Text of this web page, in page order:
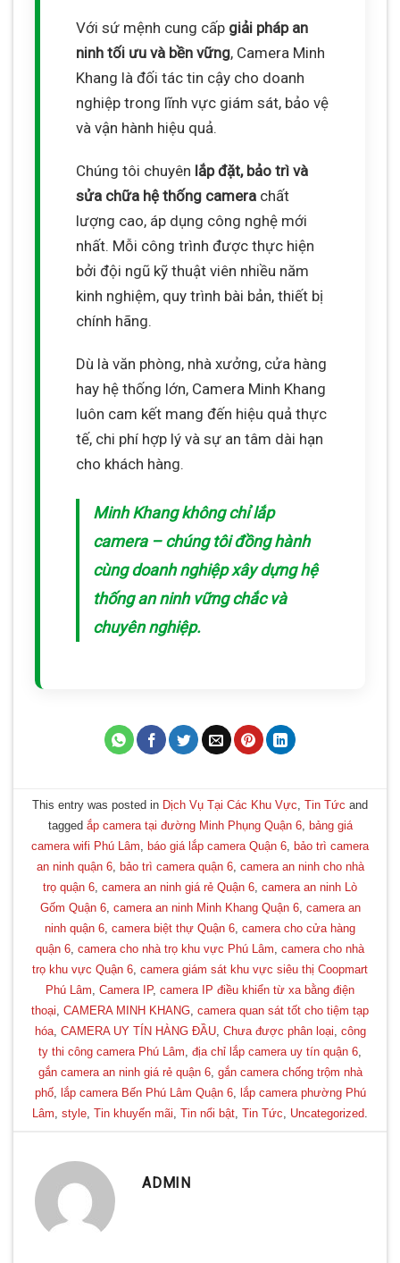
Với sứ mệnh cung cấp giải pháp an
ninh tối ưu và bền vững, Camera Minh
Khang là đối tác tin cậy cho doanh
nghiệp trong lĩnh vực giám sát, bảo vệ
và vận hành hiệu quả.
Chúng tôi chuyên lắp đặt, bảo trì và
sửa chữa hệ thống camera chất
lượng cao, áp dụng công nghệ mới
nhất. Mỗi công trình được thực hiện
bởi đội ngũ kỹ thuật viên nhiều năm
kinh nghiệm, quy trình bài bản, thiết bị
chính hãng.
Dù là văn phòng, nhà xưởng, cửa hàng
hay hệ thống lớn, Camera Minh Khang
luôn cam kết mang đến hiệu quả thực
tế, chi phí hợp lý và sự an tâm dài hạn
cho khách hàng.
Minh Khang không chỉ lắp
camera – chúng tôi đồng hành
cùng doanh nghiệp xây dựng hệ
thống an ninh vững chắc và
chuyên nghiệp.
This entry was posted in Dịch Vụ Tại Các Khu Vực, Tin Tức and
tagged ắp camera tại đường Minh Phụng Quận 6, bảng giá
camera wifi Phú Lâm, báo giá lắp camera Quận 6, bảo trì camera
an ninh quận 6, bảo trì camera quận 6, camera an ninh cho nhà
trọ quận 6, camera an ninh giá rẻ Quận 6, camera an ninh Lò
Gốm Quận 6, camera an ninh Minh Khang Quận 6, camera an
ninh quận 6, camera biệt thự Quận 6, camera cho cửa hàng
quận 6, camera cho nhà trọ khu vực Phú Lâm, camera cho nhà
trọ khu vực Quận 6, camera giám sát khu vực siêu thị Coopmart
Phú Lâm, Camera IP, camera IP điều khiển từ xa bằng điện
thoại, CAMERA MINH KHANG, camera quan sát tốt cho tiệm tạp
hóa, CAMERA UY TÍN HÀNG ĐẦU, Chưa được phân loại, công
ty thi công camera Phú Lâm, địa chỉ lắp camera uy tín quận 6,
gắn camera an ninh giá rẻ quận 6, gắn camera chống trộm nhà
phố, lắp camera Bến Phú Lâm Quận 6, lắp camera phường Phú
Lâm, style, Tin khuyến mãi, Tin nổi bật, Tin Tức, Uncategorized.
ADMIN